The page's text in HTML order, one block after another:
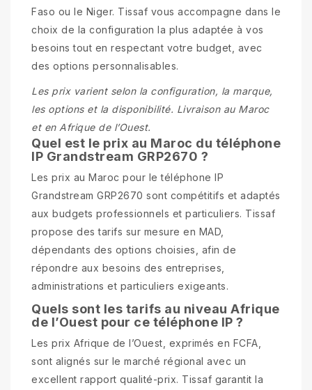
Faso ou le Niger. Tissaf vous accompagne dans le
choix de la configuration la plus adaptée à vos
besoins tout en respectant votre budget, avec
des options personnalisables.
Les prix varient selon la configuration, la marque,
les options et la disponibilité. Livraison au Maroc
et en Afrique de l’Ouest.
Quel est le prix au Maroc du téléphone
IP Grandstream GRP2670 ?
Les prix au Maroc pour le téléphone IP
Grandstream GRP2670 sont compétitifs et adaptés
aux budgets professionnels et particuliers. Tissaf
propose des tarifs sur mesure en MAD,
dépendants des options choisies, afin de
répondre aux besoins des entreprises,
administrations et particuliers exigeants.
Quels sont les tarifs au niveau Afrique
de l’Ouest pour ce téléphone IP ?
Les prix Afrique de l’Ouest, exprimés en FCFA,
sont alignés sur le marché régional avec un
excellent rapport qualité-prix. Tissaf garantit la